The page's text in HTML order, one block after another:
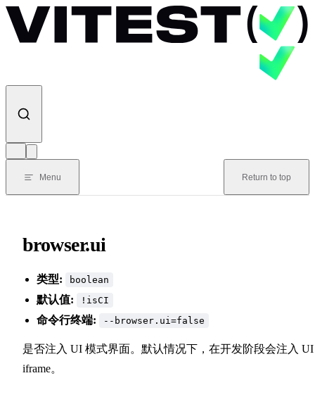
Skip to content
Menu Return to top
browser.ui
类型: boolean
默认值: !isCI
命令行终端: --browser.ui=false
是否注入 UI 模式界面。默认情况下，在开发阶段会注入 UI
iframe。